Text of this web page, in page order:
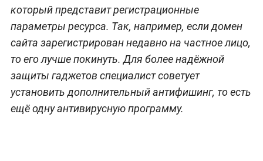
который представит регистрационные
параметры ресурса. Так, например, если домен
сайта зарегистрирован недавно на частное лицо,
то его лучше покинуть. Для более надёжной
защиты гаджетов специалист советует
установить дополнительный антифишинг, то есть
ещё одну антивирусную программу.